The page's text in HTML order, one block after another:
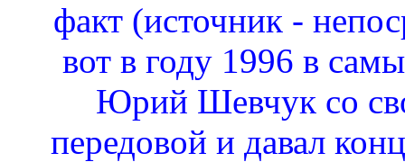
факт (источник -
вот в году 1996 в
Юрий Шевчук со
передовой и давал